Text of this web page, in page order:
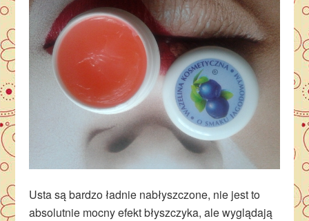
Usta są bardzo ładnie nabłyszczone, nie jest to
absolutnie mocny efekt błyszczyka, ale wyglądają